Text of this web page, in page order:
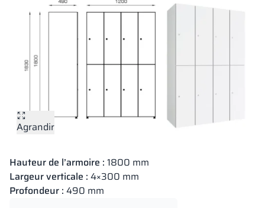
Agrandir
Hauteur de l’armoire : 1800 mm
Largeur verticale : 4×300 mm
Profondeur : 490 mm